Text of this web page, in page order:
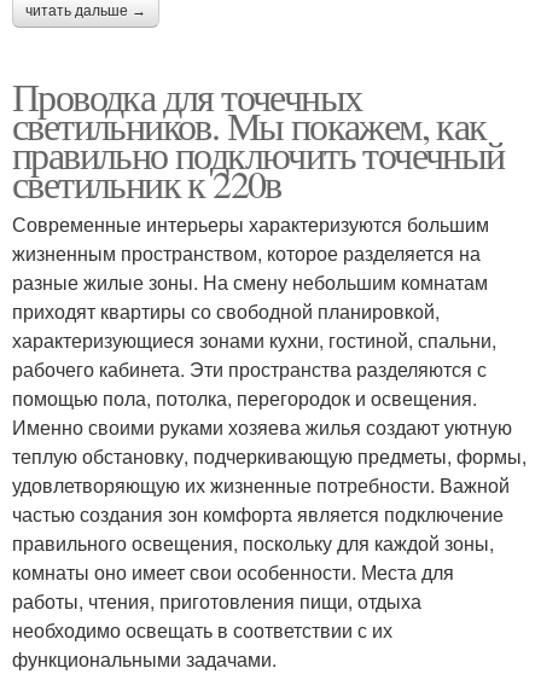
читать дальше →
Проводка для точечных
светильников. Мы покажем, как
правильно подключить точечный
светильник к 220в
Современные интерьеры характеризуются большим
жизненным пространством, которое разделяется на
разные жилые зоны. На смену небольшим комнатам
приходят квартиры со свободной планировкой,
характеризующиеся зонами кухни, гостиной, спальни,
рабочего кабинета. Эти пространства разделяются с
помощью пола, потолка, перегородок и освещения.
Именно своими руками хозяева жилья создают уютную
теплую обстановку, подчеркивающую предметы, формы,
удовлетворяющую их жизненные потребности. Важной
частью создания зон комфорта является подключение
правильного освещения, поскольку для каждой зоны,
комнаты оно имеет свои особенности. Места для
работы, чтения, приготовления пищи, отдыха
необходимо освещать в соответствии с их
функциональными задачами.